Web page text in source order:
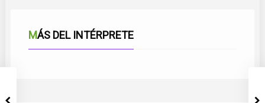
MÁS DEL INTÉRPRETE